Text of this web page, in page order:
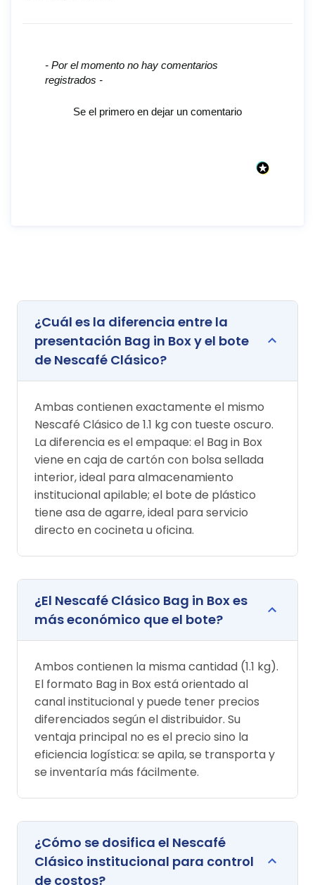
- Por el momento no hay comentarios
registrados -
Se el primero en dejar un comentario
New content loaded
¿Cuál es la diferencia entre la
presentación Bag in Box y el bote
de Nescafé Clásico?
Ambas contienen exactamente el mismo
Nescafé Clásico de 1.1 kg con tueste oscuro.
La diferencia es el empaque: el Bag in Box
viene en caja de cartón con bolsa sellada
interior, ideal para almacenamiento
institucional apilable; el bote de plástico
tiene asa de agarre, ideal para servicio
directo en cocineta u oficina.
¿El Nescafé Clásico Bag in Box es
más económico que el bote?
Ambos contienen la misma cantidad (1.1 kg).
El formato Bag in Box está orientado al
canal institucional y puede tener precios
diferenciados según el distribuidor. Su
ventaja principal no es el precio sino la
eficiencia logística: se apila, se transporta y
se inventaría más fácilmente.
¿Cómo se dosifica el Nescafé
Clásico institucional para control
de costos?